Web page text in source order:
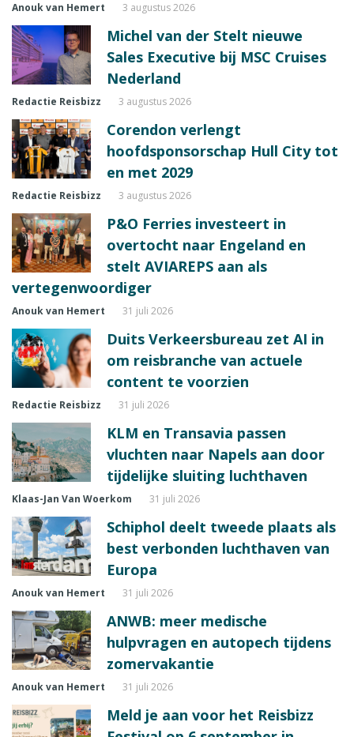
Anouk van Hemert 3 augustus 2026
Michel van der Stelt nieuwe
Sales Executive bij MSC Cruises
Nederland
Redactie Reisbizz 3 augustus 2026
Corendon verlengt
hoofdsponsorschap Hull City tot
en met 2029
Redactie Reisbizz 3 augustus 2026
P&O Ferries investeert in
overtocht naar Engeland en
stelt AVIAREPS aan als
vertegenwoordiger
Anouk van Hemert 31 juli 2026
Duits Verkeersbureau zet AI in
om reisbranche van actuele
content te voorzien
Redactie Reisbizz 31 juli 2026
KLM en Transavia passen
vluchten naar Napels aan door
tijdelijke sluiting luchthaven
Klaas-Jan Van Woerkom 31 juli 2026
Schiphol deelt tweede plaats als
best verbonden luchthaven van
Europa
Anouk van Hemert 31 juli 2026
ANWB: meer medische
hulpvragen en autopech tijdens
zomervakantie
Anouk van Hemert 31 juli 2026
Meld je aan voor het Reisbizz